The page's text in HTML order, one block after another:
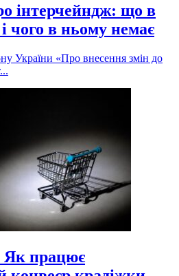
інтерчейндж: що в
чого в ньому немає
України «Про внесення змін до
Як працює